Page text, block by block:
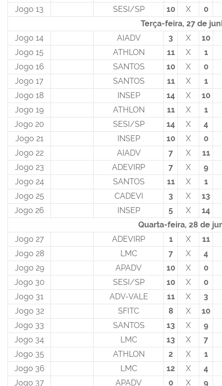
Jogo 13
SESI/SP 10 X
0
Terça-feira, 27 de
Jogo 14
AIADV 3 X
10
Jogo 15
ATHLON 11 X
1
Jogo 16
SANTOS 10 X
0
Jogo 17
SANTOS 11 X
1
Jogo 18
INSEP 14 X
10
Jogo 19
ATHLON 11 X
1
Jogo 20
SESI/SP 14 X
4
Jogo 21
INSEP 10 X
0
Jogo 22
AIADV 7 X
11
Jogo 23
ADEVIRP 7 X
9
Jogo 24
SANTOS 11 X
1
Jogo 25
CADEVI 3 X
13
Jogo 26
INSEP 5 X
14
Quarta-feira, 28 de
Jogo 27
ADEVIRP 1 X
11
Jogo 28
LMC 7 X
4
Jogo 29
APADV 10 X
0
Jogo 30
SESI/SP 10 X
0
Jogo 31
ADV-VALE 11 X
3
Jogo 32
SFITC 8 X
10
Jogo 33
SANTOS 13 X
9
Jogo 34
LMC 13 X
7
Jogo 35
ATHLON 2 X
1
Jogo 36
LMC 12 X
4
Jogo 37
APADV 0 X
9